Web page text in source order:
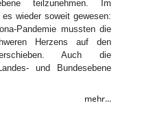
teilzunehmen. Im
wieder soweit gewesen:
Pandemie mussten die
Herzens auf den
Auch die
und Bundesebene
mehr...